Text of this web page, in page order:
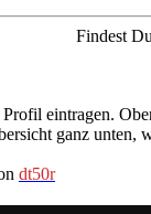
Findest
eintragen.
ganz
dt50r